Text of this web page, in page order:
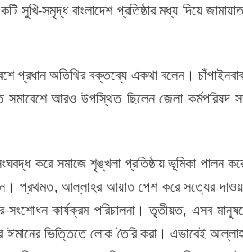
সুখি-সমৃদ্ধ বাংলাদেশ প্রতিষ্ঠার মধ্য দিয়ে
প্রধান অতিথির বক্তব্যে একথা বলেন।
সমাবেশে আরও উপস্থিত ছিলেন জেলা
করে সমাজে শৃঙ্খলা প্রতিষ্ঠায় ভূমিকা পালন
প্রথমত, আল্লাহর আয়াত পেশ করে সত্যের
সংশোধন কার্যক্রম পরিচালনা। তৃতীয়ত, এসব
ভিত্তিতে লোক তৈরি করা। এভাবেই